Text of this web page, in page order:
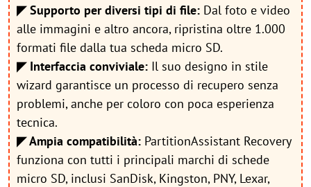
◤ Supporto per diversi tipi di file: Dal foto e video
alle immagini e altro ancora, ripristina oltre 1.000
formati file dalla tua scheda micro SD.
◤ Interfaccia conviviale: Il suo designo in stile
wizard garantisce un processo di recupero senza
problemi, anche per coloro con poca esperienza
tecnica.
◤ Ampia compatibilità: PartitionAssistant Recovery
funziona con tutti i principali marchi di schede
micro SD, inclusi SanDisk, Kingston, PNY, Lexar,